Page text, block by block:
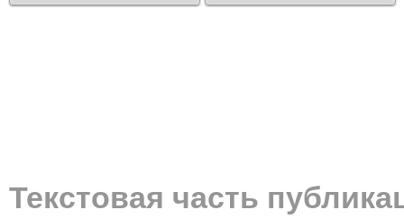
Текстовая часть